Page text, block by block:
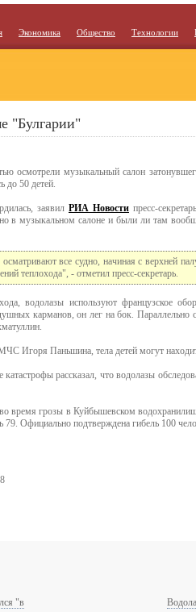
Экономика Общество Технологии
"Булгарии"
осмотрели музыкальный салон
до 50 детей.
заявил РИА Новости пресс-
в музыкальном салоне и были ли там
все судно, начиная с верхней
теплохода", - отметил пресс-секретарь.
водолазы используют французское
карманов, он лег на бок. Параллельно
Игоря Паньшина, тела детей могут
катастрофы рассказал, что водолазы
время грозы в Куйбышевском
79. Официально подтверждена гибель 100
"в